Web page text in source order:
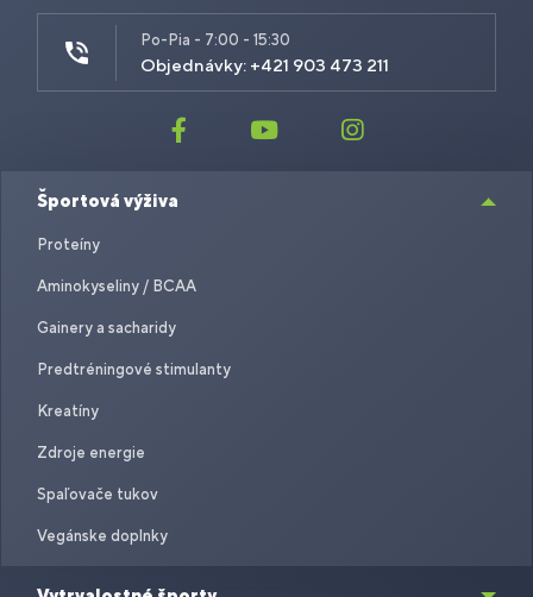
Po-Pia - 7:00 - 15:30
Objednávky: +421 903 473 211
Športová výživa
Proteíny
Aminokyseliny / BCAA
Gainery a sacharidy
Predtréningové stimulanty
Kreatíny
Zdroje energie
Spaľovače tukov
Vegánske doplnky